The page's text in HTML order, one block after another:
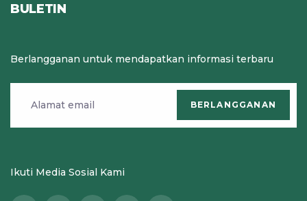
BULETIN
Berlangganan untuk mendapatkan informasi terbaru
BERLANGGANAN
Ikuti Media Sosial Kami